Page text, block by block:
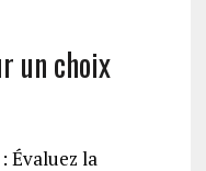
un choix
Évaluez la